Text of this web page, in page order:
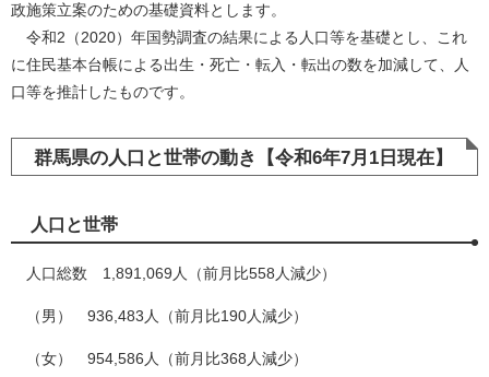
政施策立案のための基礎資料とします。
令和2（2020）年国勢調査の結果による人口等を基礎とし、これ
に住民基本台帳による出生・死亡・転入・転出の数を加減して、人
口等を推計したものです。
群馬県の人口と世帯の動き【令和6年7月1日現在】
人口と世帯
人口総数 1,891,069人（前月比558人減少）
（男） 936,483人（前月比190人減少）
（女） 954,586人（前月比368人減少）